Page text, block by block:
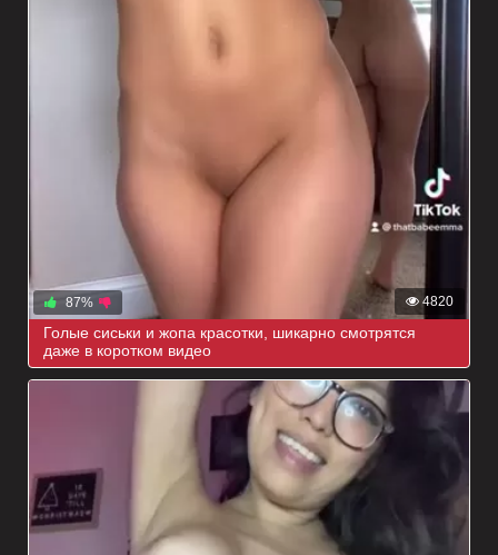
4820
87%
Голые сиськи и жопа красотки, шикарно смотрятся
даже в коротком видео